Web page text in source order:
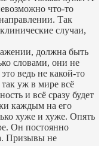
что-то
Так
случаи,
должна быть
словами, они не
ведь не какой-то
уж в мире всё
и всё сразу будет
каждым на его
хуже и хуже. Опять
Он постоянно
Призывы не